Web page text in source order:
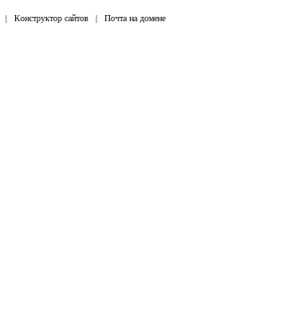
| Конструктор сайтов | Почта на домене